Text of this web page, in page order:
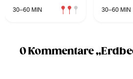
30–60 MIN 30–60 MIN
0 Kommentare